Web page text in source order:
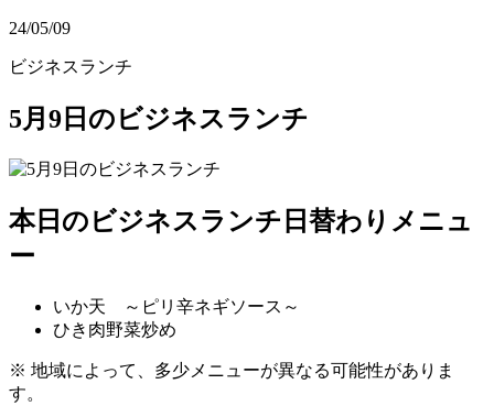
24/05/09
ビジネスランチ
5月9日のビジネスランチ
本日のビジネスランチ日替わりメニュ
ー
いか天 ～ピリ辛ネギソース～
ひき肉野菜炒め
※ 地域によって、多少メニューが異なる可能性がありま
す。